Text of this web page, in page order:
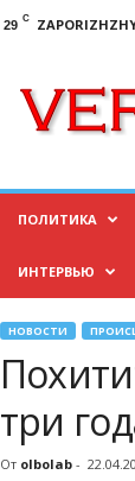
29 C
ПОЛИТИКА
ИНТЕРВЬЮ
НОВОСТИ
три
От olbolab-